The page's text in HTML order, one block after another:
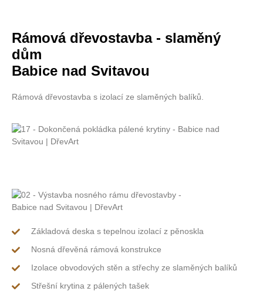
Rámová dřevostavba - slaměný
dům
Babice nad Svitavou
Rámová dřevostavba s izolací ze slaměných balíků.
Základová deska s tepelnou izolací z pěnoskla
Nosná dřevěná rámová konstrukce
Izolace obvodových stěn a střechy ze slaměných balíků
Střešní krytina z pálených tašek